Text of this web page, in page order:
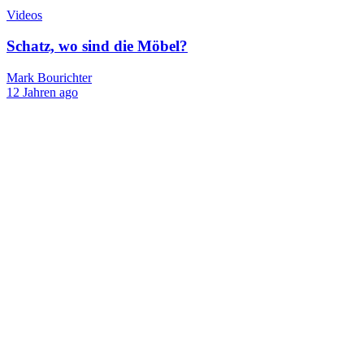
Videos
Schatz, wo sind die Möbel?
Mark Bourichter
12 Jahren ago